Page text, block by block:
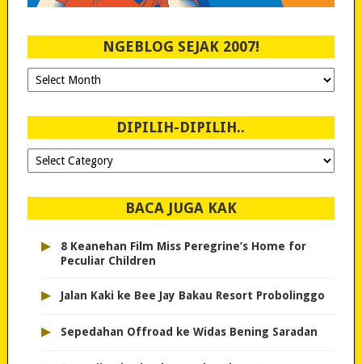
NGEBLOG SEJAK 2007!
Ngeblog
Sejak
DIPILIH-DIPILIH..
Dipilih-
dipilih..
BACA JUGA KAK
▸
8 Keanehan Film Miss Peregrine’s Home for
Peculiar Children
▸ Jalan Kaki ke Bee Jay Bakau Resort Probolinggo
▸ Sepedahan Offroad ke Widas Bening Saradan